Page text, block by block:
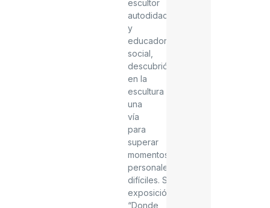
escultor
autodidacta
y
educador
social,
descubrió
en la
escultura
una
vía
para
superar
momentos
personales
difíciles. Su
exposición
“Donde